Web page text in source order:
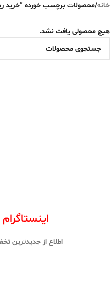
خانه/محصولات برچسب خورده “خرید
هیچ محصولی یافت نشد.
اینستاگرام
اطلاع از جدیدترین